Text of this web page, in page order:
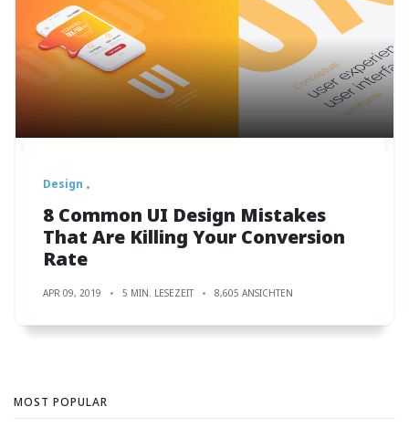
Design
8 Common UI Design Mistakes
That Are Killing Your Conversion
Rate
APR 09, 2019 5 MIN. LESEZEIT 8,605 ANSICHTEN
MOST POPULAR